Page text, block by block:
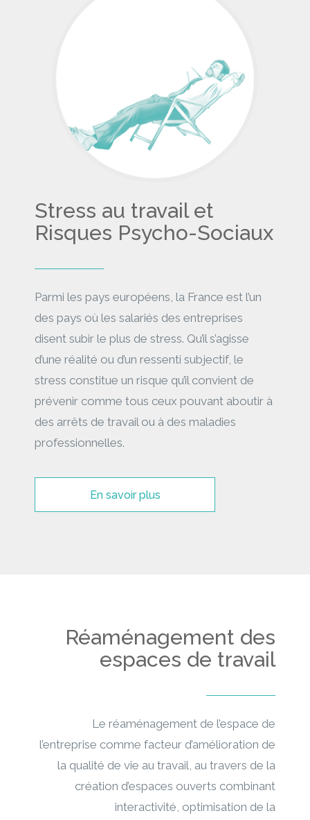
Stress au travail et
Risques Psycho-Sociaux
Parmi les pays européens, la France est l’un
des pays où les salariés des entreprises
disent subir le plus de stress. Qu’il s’agisse
d’une réalité ou d’un ressenti subjectif, le
stress constitue un risque qu’il convient de
prévenir comme tous ceux pouvant aboutir à
des arrêts de travail ou à des maladies
professionnelles.
En savoir plus
Réaménagement des
espaces de travail
Le réaménagement de l’espace de
l’entreprise comme facteur d’amélioration de
la qualité de vie au travail, au travers de la
création d’espaces ouverts combinant
interactivité, optimisation de la